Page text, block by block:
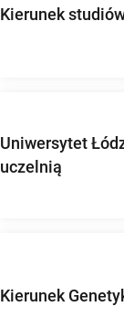
Kierunek
Uniwersytet
uczelnią
Kierunek